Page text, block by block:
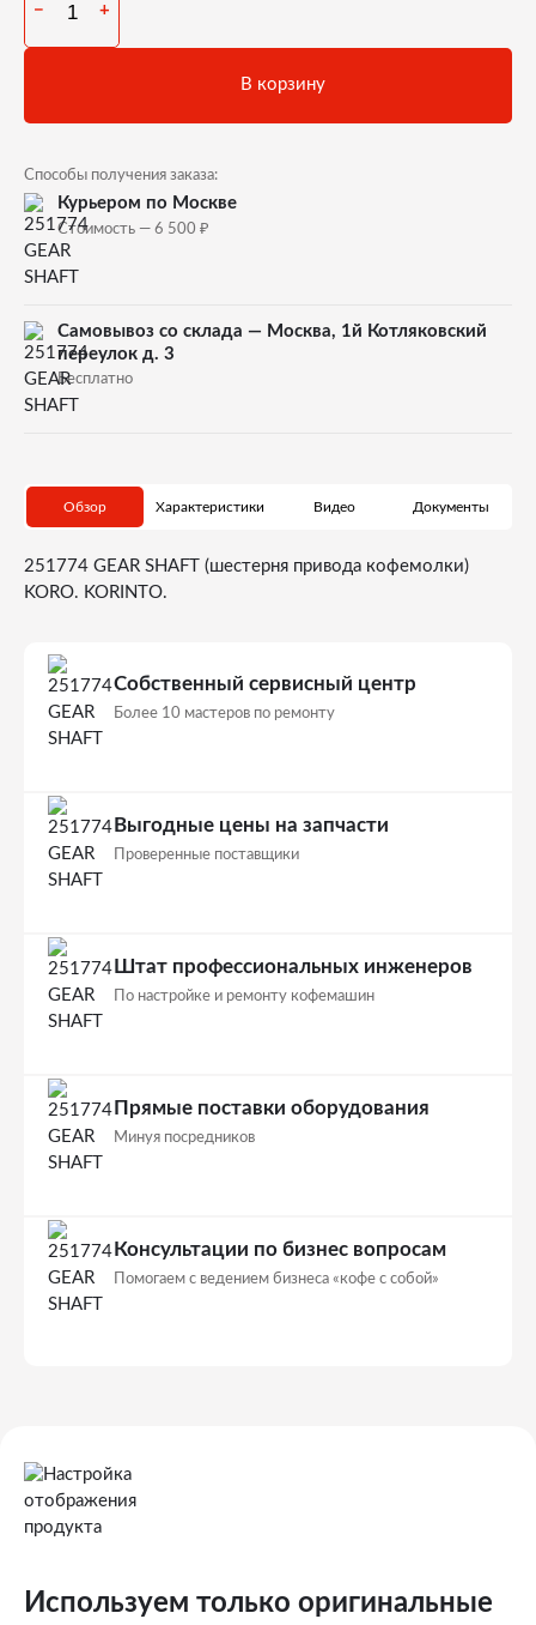
− +
В корзину
Способы получения заказа:
Курьером по Москве
Стоимость — 6 500 ₽
Самовывоз со склада — Москва, 1й Котляковский
переулок д. 3
Бесплатно
Обзор Характеристики Видео Документы
251774 GEAR SHAFT (шестерня привода кофемолки)
KORO. KORINTO.
Собственный сервисный центр
Более 10 мастеров по ремонту
Выгодные цены на запчасти
Проверенные поставщики
Штат профессиональных инженеров
По настройке и ремонту кофемашин
Прямые поставки оборудования
Минуя посредников
Консультации по бизнес вопросам
Помогаем с ведением бизнеса «кофе с собой»
Используем только оригинальные